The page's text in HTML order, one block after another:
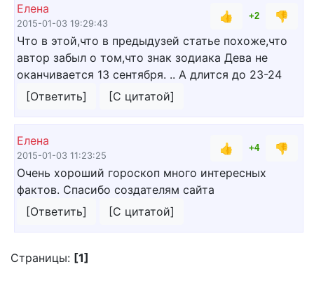
Елена
2015-01-03 19:29:43
👍 +2
👎
Что в этой,что в предыдузей статье похоже,что
автор забыл о том,что знак зодиака Дева не
оканчивается 13 сентября. .. А длится до 23-24
[Ответить]
[С цитатой]
Елена
2015-01-03 11:23:25
👍 +4
👎
Очень хороший гороскоп много интересных
фактов. Спасибо создателям сайта
[Ответить]
[С цитатой]
Страницы: [1]